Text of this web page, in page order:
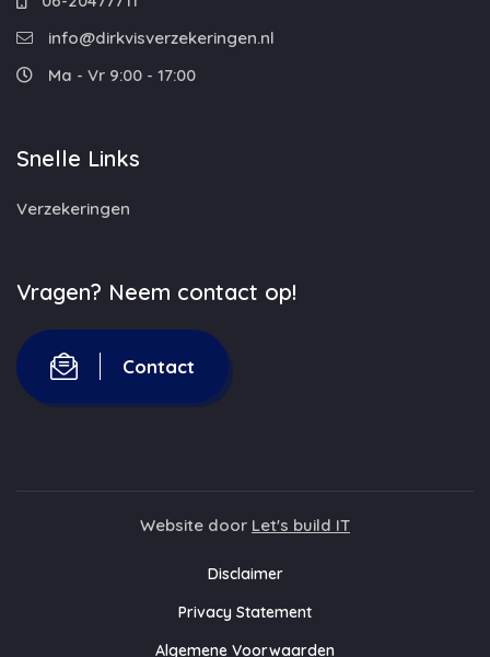
info@dirkvisverzekeringen.nl
Ma - Vr 9:00 - 17:00
Snelle Links
Verzekeringen
Vragen? Neem contact op!
Contact
Website door Let's build IT
Disclaimer
Privacy Statement
Algemene Voorwaarden